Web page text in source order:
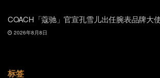
COACH「蔻驰」官宣孔雪儿出任腕表品牌大
2026年8月8日
标签